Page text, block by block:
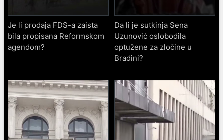
Je li prodaja FDS-a zaista
bila propisana Reformskom
agendom?
Da li je sutkinja Sena
Uzunović oslobodila
optužene za zločine u
Bradini?